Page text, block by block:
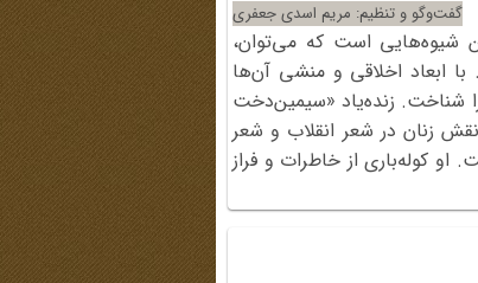
گفت‌وگو و تنظیم: مریم اسدی جعفری
شیوه‌هایی است که می‌توان،
ابعاد اخلاقی و منشی آن‌ها
شناخت. زنده‌یاد «سیمین‌دخت
زنان در شعر انقلاب و شعر
جهان فروبست. او کوله‌باری از خاطرات و فراز